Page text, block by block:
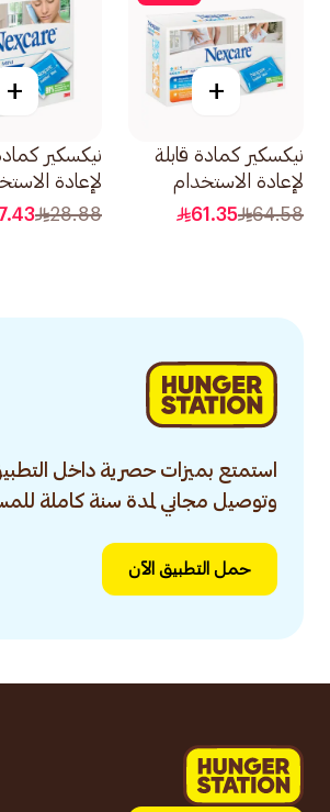
+
نيكسكير كمادة قابلة
لإعادة الاستخدام
1قطعة
64.58
61.35
+
نيكسكير
لإعادة
1قطعة
28.88
استمتع بميزات حصرية داخل
وتوصيل مجاني لمدة سنة كاملة
حمل التطبيق الآن